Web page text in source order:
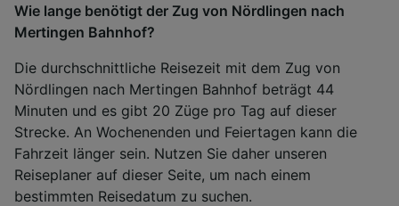
Wie lange benötigt der Zug von Nördlingen nach
Mertingen Bahnhof?
Die durchschnittliche Reisezeit mit dem Zug von
Nördlingen nach Mertingen Bahnhof beträgt 44
Minuten und es gibt 20 Züge pro Tag auf dieser
Strecke. An Wochenenden und Feiertagen kann die
Fahrzeit länger sein. Nutzen Sie daher unseren
Reiseplaner auf dieser Seite, um nach einem
bestimmten Reisedatum zu suchen.